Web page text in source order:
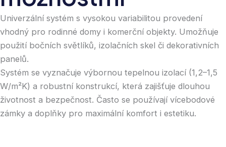
Univerzální systém s vysokou variabilitou provedení
vhodný pro rodinné domy i komerční objekty. Umožňuje
použití bočních světlíků, izolačních skel či dekorativních
panelů.
Systém se vyznačuje výbornou tepelnou izolací (1,2–1,5
W/m²K) a robustní konstrukcí, která zajišťuje dlouhou
životnost a bezpečnost. Často se používají vícebodové
zámky a doplňky pro maximální komfort i estetiku.